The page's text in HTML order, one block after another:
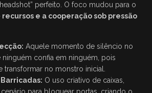
perfeito. O foco mudou para o
e a cooperação sob pressão
Aquele momento de silêncio no
confia em ninguém, pois
transformar no monstro inicial.
O uso criativo de caixas,